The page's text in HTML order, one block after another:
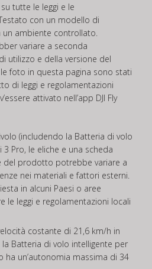
tutte le leggi e le
con un modello di
un ambiente controllato.
variare a seconda
utilizzo e della versione del
foto in questa pagina sono stati
di leggi e regolamentazioni
attivato nell’app DJI Fly
(includendo la Batteria di volo
3 Pro, le eliche e una scheda
del prodotto potrebbe variare a
nei materiali e fattori esterni.
in alcuni Paesi o aree
le leggi e regolamentazioni locali
costante di 21,6 km/h in
Batteria di volo intelligente per
ha un’autonomia massima di 34